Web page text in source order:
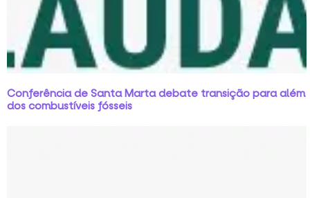
Conferência de Santa Marta debate transição para além
dos combustíveis fósseis